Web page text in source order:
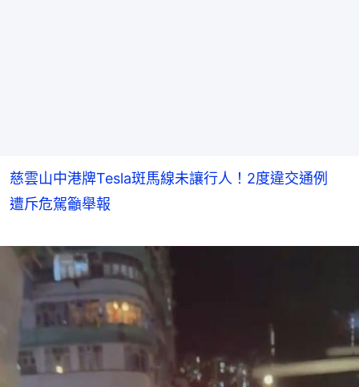
慈雲山中港牌Tesla斑馬線未讓行人！2度違交通例
遭斥危駕籲舉報